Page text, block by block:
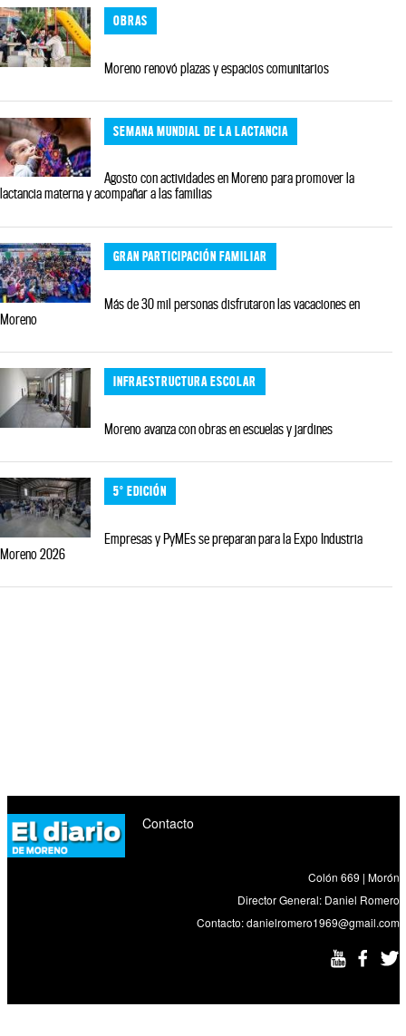
OBRAS
Moreno renovó plazas y espacios comunitarios
SEMANA MUNDIAL DE LA LACTANCIA
Agosto con actividades en Moreno para promover la
lactancia materna y acompañar a las familias
GRAN PARTICIPACIÓN FAMILIAR
Más de 30 mil personas disfrutaron las vacaciones en
Moreno
INFRAESTRUCTURA ESCOLAR
Moreno avanza con obras en escuelas y jardines
5° EDICIÓN
Empresas y PyMEs se preparan para la Expo Industria
Moreno 2026
Contacto
Colón 669 | Morón
Director General: Daniel Romero
Contacto:danielromero1969@gmail.com